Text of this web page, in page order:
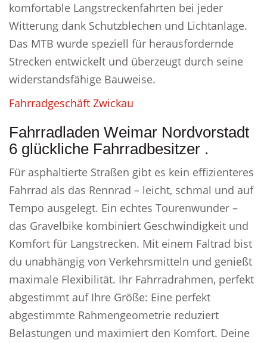
komfortable Langstreckenfahrten bei jeder
Witterung dank Schutzblechen und Lichtanlage.
Das MTB wurde speziell für herausfordernde
Strecken entwickelt und überzeugt durch seine
widerstandsfähige Bauweise.
Fahrradgeschäft Zwickau
Fahrradladen Weimar Nordvorstadt
6 glückliche Fahrradbesitzer .
Für asphaltierte Straßen gibt es kein effizienteres
Fahrrad als das Rennrad – leicht, schmal und auf
Tempo ausgelegt. Ein echtes Tourenwunder –
das Gravelbike kombiniert Geschwindigkeit und
Komfort für Langstrecken. Mit einem Faltrad bist
du unabhängig von Verkehrsmitteln und genießt
maximale Flexibilität. Ihr Fahrradrahmen, perfekt
abgestimmt auf Ihre Größe: Eine perfekt
abgestimmte Rahmengeometrie reduziert
Belastungen und maximiert den Komfort. Deine